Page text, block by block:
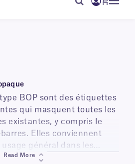
BOP sont des étiquettes
qui masquent toutes les
existantes, y compris le
Elles conviennent
général dans les
Ces étiquettes de
Read More